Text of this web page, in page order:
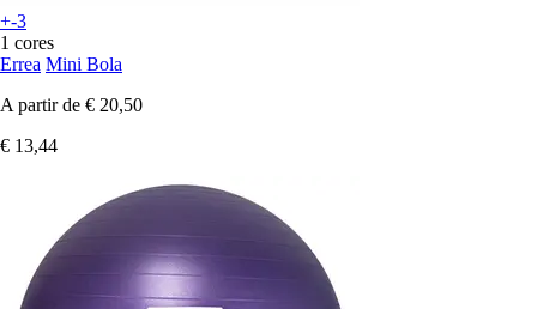
+-3
1 cores
Errea Mini Bola
A partir de € 20,50
€ 13,44